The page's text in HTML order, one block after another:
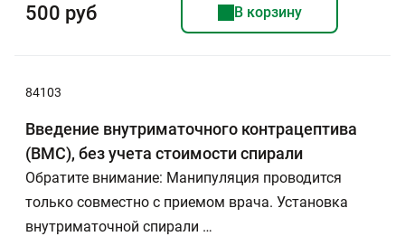
500 руб В корзину
84103
Введение внутриматочного контрацептива
(ВМС), без учета стоимости спирали
Обратите внимание: Манипуляция проводится
только совместно с приемом врача. Установка
внутриматочной спирали …